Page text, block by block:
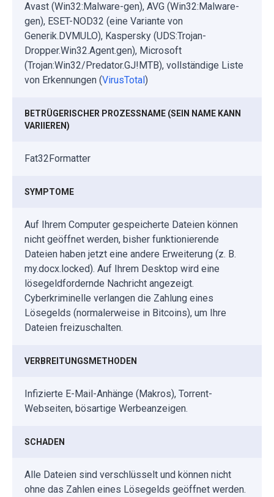
Avast (Win32:Malware-gen), AVG (Win32:Malware-
gen), ESET-NOD32 (eine Variante von
Generik.DVMULO), Kaspersky (UDS:Trojan-
Dropper.Win32.Agent.gen), Microsoft
(Trojan:Win32/Predator.GJ!MTB), vollständige Liste
von Erkennungen (VirusTotal)
BETRÜGERISCHER PROZESSNAME (SEIN NAME KANN
VARIIEREN)
Fat32Formatter
SYMPTOME
Auf Ihrem Computer gespeicherte Dateien können
nicht geöffnet werden, bisher funktionierende
Dateien haben jetzt eine andere Erweiterung (z. B.
my.docx.locked). Auf Ihrem Desktop wird eine
lösegeldfordernde Nachricht angezeigt.
Cyberkriminelle verlangen die Zahlung eines
Lösegelds (normalerweise in Bitcoins), um Ihre
Dateien freizuschalten.
VERBREITUNGSMETHODEN
Infizierte E-Mail-Anhänge (Makros), Torrent-
Webseiten, bösartige Werbeanzeigen.
SCHADEN
Alle Dateien sind verschlüsselt und können nicht
ohne das Zahlen eines Lösegelds geöffnet werden.